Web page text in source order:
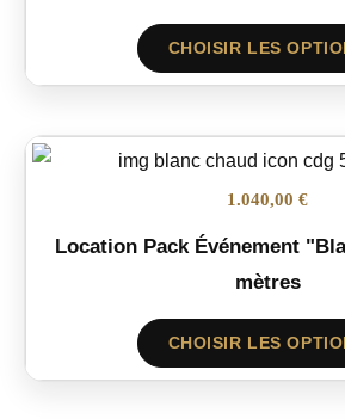
CHOISIR LES
1.040,00 €
Location Pack Événement
mètres
CHOISIR LES